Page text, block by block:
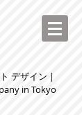
デザイン |
in Tokyo